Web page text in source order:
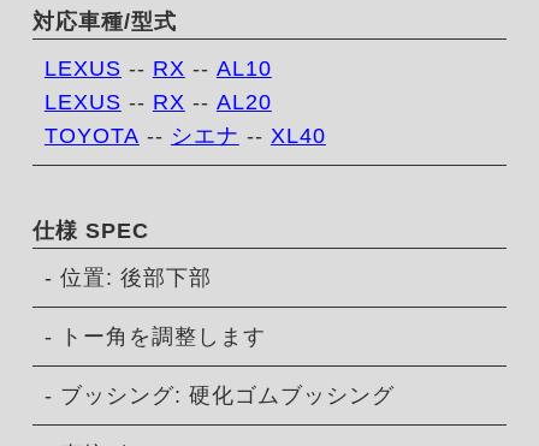
対応車種/型式
LEXUS -- RX -- AL10
LEXUS -- RX -- AL20
TOYOTA -- シエナ -- XL40
仕様 SPEC
- 位置: 後部下部
- トー角を調整します
- ブッシング: 硬化ゴムブッシング